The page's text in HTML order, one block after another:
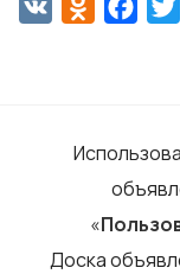
VK
«
Доска